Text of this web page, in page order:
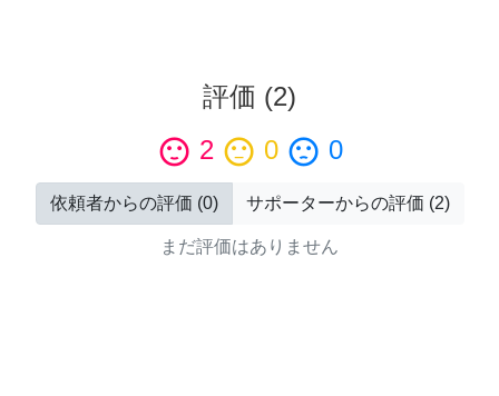
評価 (2)
sentiment_satisfied 2 sentiment_neutral 0 sentiment_dissatisfied 0
依頼者からの評価 (0) サポーターからの評価 (2)
まだ評価はありません